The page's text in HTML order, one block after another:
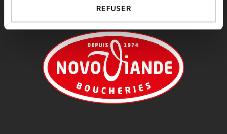
REFUSER